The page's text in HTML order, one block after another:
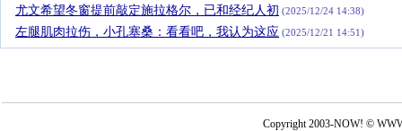
尤文希望冬窗提前敲定施拉格尔，已和经纪人初 (2025/12/24 14:38)
左腿肌肉拉伤，小孔塞桑：看看吧，我认为这应 (2025/12/21 14:51)
Copyright 2003-NOW! ©